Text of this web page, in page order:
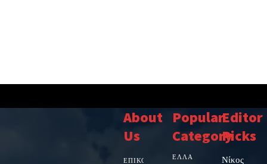
About
Us
ΕΠΙΚΟΙΝΩΝΙΑ
Popular
Category
ΕΛΛΑΔΑ
Editor
Picks
Νίκος